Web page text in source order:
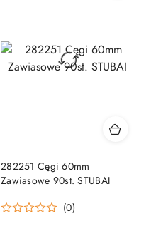
282251 Cęgi 60mm
Zawiasowe 90st. STUBAI
(0)